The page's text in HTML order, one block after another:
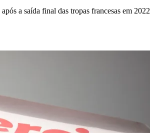
a saída final das tropas francesas em